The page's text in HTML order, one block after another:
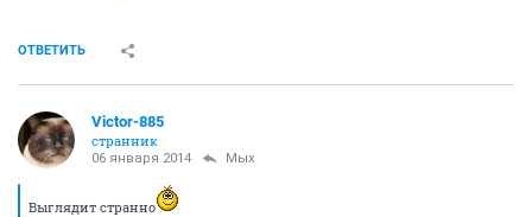
ОТВЕТИТЬ
Victor-885
странник
06 января 2014 Мых
Выглядит странно